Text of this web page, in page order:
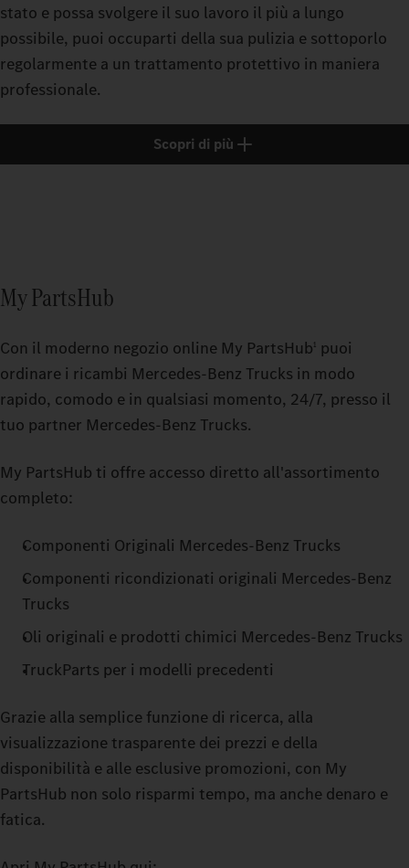
stato e possa svolgere il suo lavoro il più a lungo
possibile, puoi occuparti della sua pulizia e sottoporlo
regolarmente a un trattamento protettivo in maniera
professionale.
Scopri di più
My PartsHub
Con il moderno negozio online My PartsHub1 puoi
ordinare i ricambi Mercedes‑Benz Trucks in modo
rapido, comodo e in qualsiasi momento, 24/7, presso il
tuo partner Mercedes‑Benz Trucks.
My PartsHub ti offre accesso diretto all'assortimento
completo:
Componenti Originali Mercedes‑Benz Trucks
Componenti ricondizionati originali Mercedes‑Benz
Trucks
Oli originali e prodotti chimici Mercedes‑Benz Trucks
TruckParts per i modelli precedenti
Grazie alla semplice funzione di ricerca, alla
visualizzazione trasparente dei prezzi e della
disponibilità e alle esclusive promozioni, con My
PartsHub non solo risparmi tempo, ma anche denaro e
fatica.